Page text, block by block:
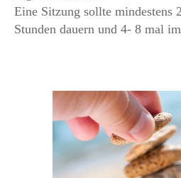
Eine Sitzung sollte mindestens
Stunden dauern und 4- 8 mal